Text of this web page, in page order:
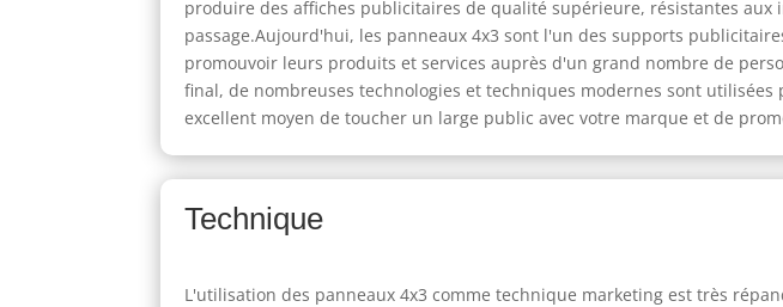
produire des affiches publicitaires de qualité supérieure, résistantes
passage.Aujourd'hui, les panneaux 4x3 sont l'un des supports
promouvoir leurs produits et services auprès d'un grand nombre de
final, de nombreuses technologies et techniques modernes sont
excellent moyen de toucher un large public avec votre marque et de
Technique
L'utilisation des panneaux 4x3 comme technique marketing est très